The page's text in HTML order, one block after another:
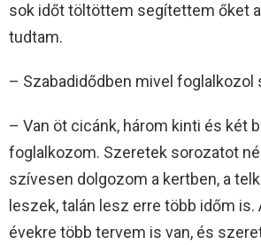
sok időt töltöttem segítettem őket
tudtam.
– Szabadidődben mivel foglalkozol
– Van öt cicánk, három kinti és két
foglalkozom. Szeretek sorozatot
szívesen dolgozom a kertben, a
leszek, talán lesz erre több időm is.
évekre több tervem is van, és